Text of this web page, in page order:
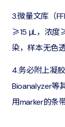
3.微量文库（
≥15 μL，浓度
染，样本无色
4.务必附上凝
Bioanalyzer等
用marker的条